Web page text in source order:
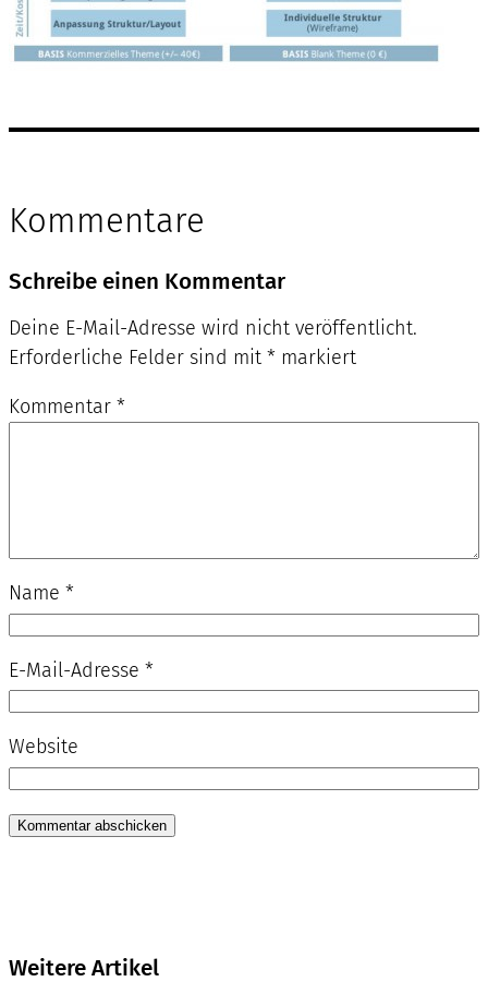
Kommentare
Schreibe einen Kommentar
Deine E-Mail-Adresse wird nicht veröffentlicht.
Erforderliche Felder sind mit * markiert
Kommentar *
Name *
E-Mail-Adresse *
Website
Weitere Artikel